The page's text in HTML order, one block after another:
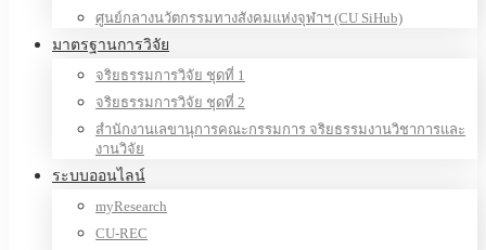
ศูนย์กลางนวัตกรรมทางสังคมแห่งจุฬาฯ (CU SiHub)
มาตรฐานการวิจัย
จริยธรรมการวิจัย ชุดที่ 1
จริยธรรมการวิจัย ชุดที่ 2
สำนักงานเลขานุการคณะกรรมการ จริยธรรมงานวิชาการและ
งานวิจัย
ระบบออนไลน์
myResearch
CU-REC